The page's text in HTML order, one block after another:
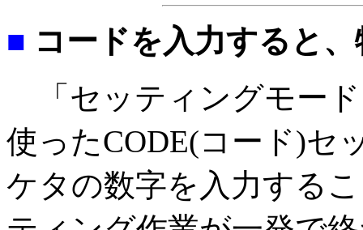
■ コードを入力すると
「セッティングモー
使ったCODE(コード)セ
ケタの数字を入力する